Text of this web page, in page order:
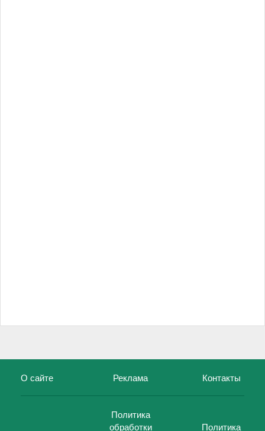
О сайте Реклама Контакты
Политика
обработки
Политика